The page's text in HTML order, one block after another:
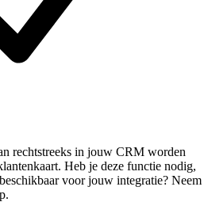
rechtstreeks in jouw CRM worden
Heb je deze functie nodig,
voor jouw integratie? Neem